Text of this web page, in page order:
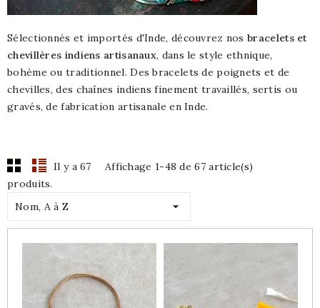
Sélectionnés et importés d'Inde, découvrez nosbracelets et
chevillères indiens artisanaux, dans le style ethnique,
bohème ou traditionnel. Des bracelets de poignets et de
chevilles, des chaînes indiens finement travaillés, sertis ou
gravés, de fabrication artisanale en Inde.
Il y a 67
produits.
Nom, A à Z

Affichage 1-48 de 67 article(s)